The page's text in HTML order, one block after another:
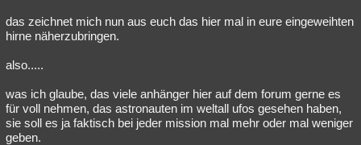
das zeichnet mich nun aus euch das hier mal in eure eingeweihten
hirne näherzubringen.
also.....
was ich glaube, das viele anhänger hier auf dem forum gerne es
für voll nehmen, das astronauten im weltall ufos gesehen haben,
sie soll es ja faktisch bei jeder mission mal mehr oder mal weniger
geben.